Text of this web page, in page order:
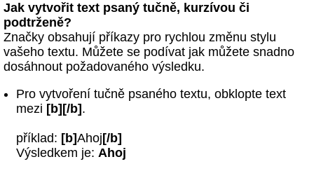
Jak vytvořit text psaný tučně, kurzívou či
podtrženě?
Značky obsahují příkazy pro rychlou změnu stylu
vašeho textu. Můžete se podívat jak můžete snadno
dosáhnout požadovaného výsledku.
Pro vytvoření tučně psaného textu, obklopte text
mezi [b][/b].
příklad: [b]Ahoj[/b]
Výsledkem je: Ahoj